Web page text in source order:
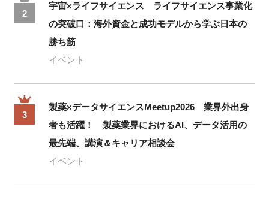
2
宇宙×ライフサイエンス ライフサイエンス事業化
の突破口：海外資金と成功モデルから学ぶ日本の
勝ち筋
イベント
3
製薬×データサイエンスMeetup2026 業界外出身
者も活躍！ 製薬業界におけるAI、データ活用の
最先端、講演＆キャリア相談会
イベント